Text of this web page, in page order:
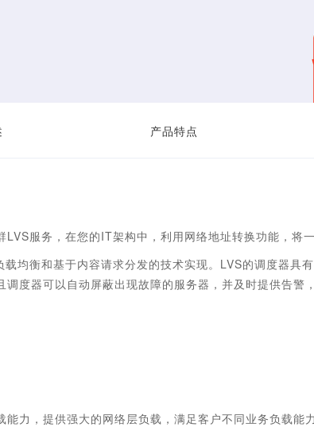
产品特点
LVS服务，在您的IT架构中，利用网络地址转换功能，将
载均衡和基于内容请求分发的技术实现。LVS的调度器具
调度器可以自动屏蔽出现故障的服务器，并及时提供告警
能力，提供强大的网络层负载，满足客户不同业务负载能